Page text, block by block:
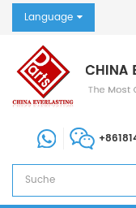
Language